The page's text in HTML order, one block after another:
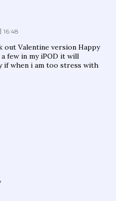
16:48
out Valentine version Happy
few in my iPOD it will
if when i am too stress with